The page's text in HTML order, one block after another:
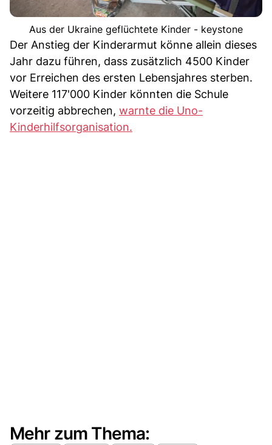
Aus der Ukraine geflüchtete Kinder - keystone
Der Anstieg der Kinderarmut könne allein dieses
Jahr dazu führen, dass zusätzlich 4500 Kinder
vor Erreichen des ersten Lebensjahres sterben.
Weitere 117'000 Kinder könnten die Schule
vorzeitig abbrechen, warnte die Uno-
Kinderhilfsorganisation.
Mehr zum Thema: